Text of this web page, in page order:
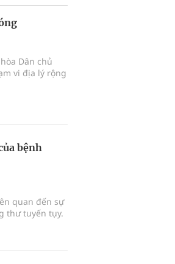
Dân chủ
vi địa lý rộng
bệnh
quan đến sự
thư tuyến tụy.